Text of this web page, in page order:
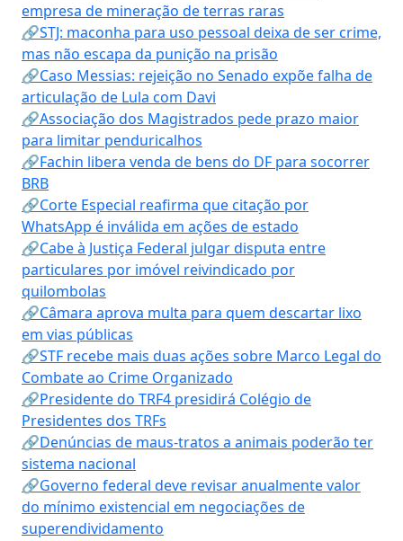
empresa de mineração de terras raras
🔗STJ: maconha para uso pessoal deixa de ser crime,
mas não escapa da punição na prisão
🔗Caso Messias: rejeição no Senado expõe falha de
articulação de Lula com Davi
🔗Associação dos Magistrados pede prazo maior
para limitar penduricalhos
🔗Fachin libera venda de bens do DF para socorrer
BRB
🔗Corte Especial reafirma que citação por
WhatsApp é inválida em ações de estado
🔗Cabe à Justiça Federal julgar disputa entre
particulares por imóvel reivindicado por
quilombolas
🔗Câmara aprova multa para quem descartar lixo
em vias públicas
🔗STF recebe mais duas ações sobre Marco Legal do
Combate ao Crime Organizado
🔗Presidente do TRF4 presidirá Colégio de
Presidentes dos TRFs
🔗Denúncias de maus-tratos a animais poderão ter
sistema nacional
🔗Governo federal deve revisar anualmente valor
do mínimo existencial em negociações de
superendividamento